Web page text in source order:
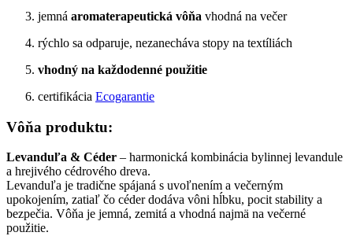
jemná aromaterapeutická vôňa vhodná na večer
rýchlo sa odparuje, nezanecháva stopy na textíliách
vhodný na každodenné použitie
certifikácia Ecogarantie
Vôňa produktu:
Levanduľa & Céder – harmonická kombinácia bylinnej levandule
a hrejivého cédrového dreva.
Levanduľa je tradične spájaná s uvoľnením a večerným
upokojením, zatiaľ čo céder dodáva vôni hĺbku, pocit stability a
bezpečia. Vôňa je jemná, zemitá a vhodná najmä na večerné
použitie.